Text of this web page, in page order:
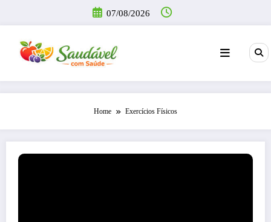
o
conteúdo
07/08/2026
Home Exercícios Físicos